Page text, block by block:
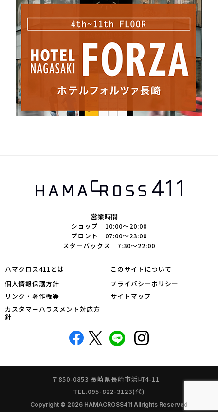
営業時間
ショップ 10:00～20:00
プロント 07:00～23:00
スターバックス 7:30～22:00
ハマクロス411とは
このサイトについて
個人情報保護方針
プライバシーポリシー
リンク・著作権等
サイトマップ
カスタマーハラスメント対応方
針
〒850-0853 長崎県長崎市浜町4-11
TEL.095-822-3123(代)
Copyright © 2026 HAMACROSS411 Allrights Reserved